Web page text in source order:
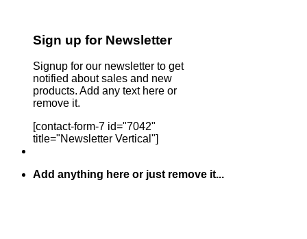
Sign up for Newsletter
Signup for our newsletter to get
notified about sales and new
products. Add any text here or
remove it.
[contact-form-7 id="7042"
title="Newsletter Vertical"]
Add anything here or just remove it...